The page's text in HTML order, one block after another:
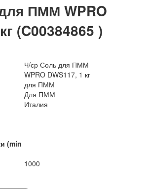
ПММ WPRO
(C00384865 )
Ч/ср Соль для ПММ
WPRO DWS117, 1 кг
для ПММ
Для ПММ
Италия
(min
1000